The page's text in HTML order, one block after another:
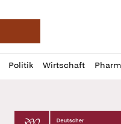
Deutsche
Politik Wirtschaft
Profil
öffnen
Daz
Pur
Deutscher Apotheker